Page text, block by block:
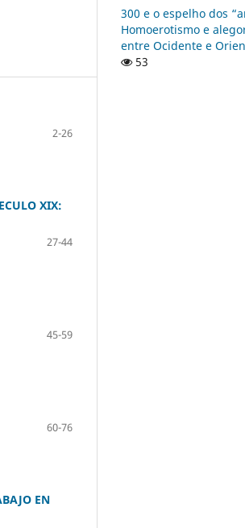
2-26
XIX:
27-44
45-59
60-76
EN
300 e o espelho dos
Homoerotismo e
entre Ocidente e
53